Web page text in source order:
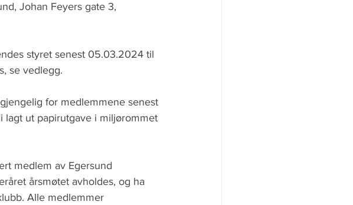
Johan Feyers gate 3,
styret senest 05.03.2024 til
se vedlegg.
for medlemmene senest
lagt ut papirutgave i miljørommet
medlem av Egersund
årsmøtet avholdes, og ha
Alle medlemmer